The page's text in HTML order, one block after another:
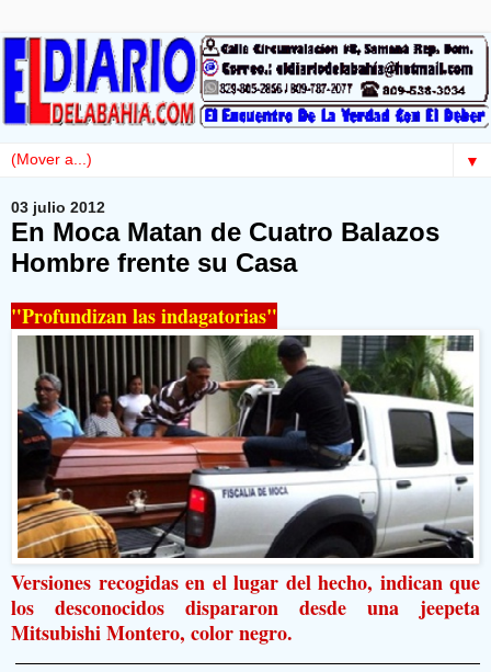
▼
03 julio 2012
En Moca Matan de Cuatro Balazos
Hombre frente su Casa
"Profundizan las indagatorias"
Versiones recogidas en el lugar del hecho, indican que
los desconocidos dispararon desde una jeepeta
Mitsubishi Montero, color negro.